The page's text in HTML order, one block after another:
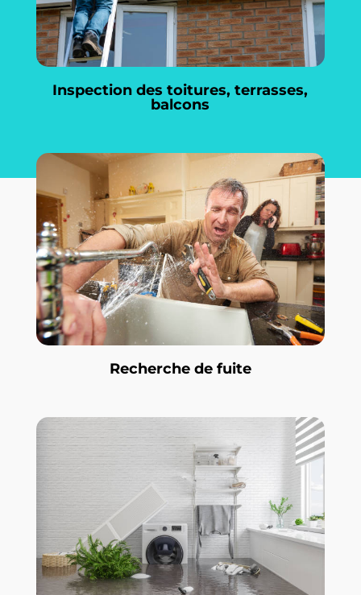
Inspection des toitures, terrasses,
balcons
Recherche de fuite